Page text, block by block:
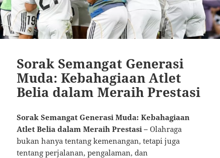
Sorak Semangat Generasi
Muda: Kebahagiaan Atlet
Belia dalam Meraih Prestasi
Sorak Semangat Generasi Muda: Kebahagiaan
Atlet Belia dalam Meraih Prestasi –Olahraga
bukan hanya tentang kemenangan, tetapi juga
tentang perjalanan, pengalaman, dan